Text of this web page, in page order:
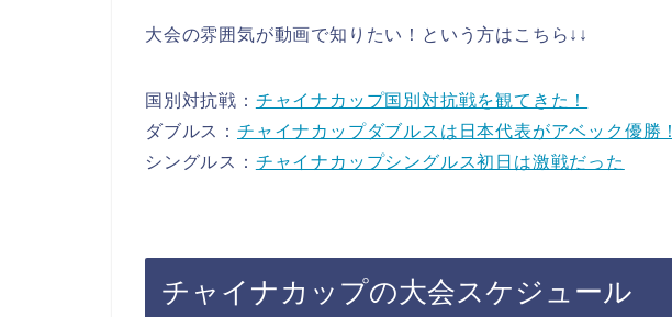
大会の雰囲気が動画で知りたい！という方はこちら↓↓
国別対抗戦： チャイナカップ国別対抗戦を観てきた！
ダブルス： チャイナカップダブルスは日本代表がアベック優勝！
シングルス： チャイナカップシングルス初日は激戦だった
チャイナカップの大会スケジュール